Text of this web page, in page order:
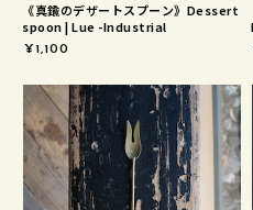
《真鍮のデザートスプーン》Dessert
spoon | Lue -Industrial
¥1,100